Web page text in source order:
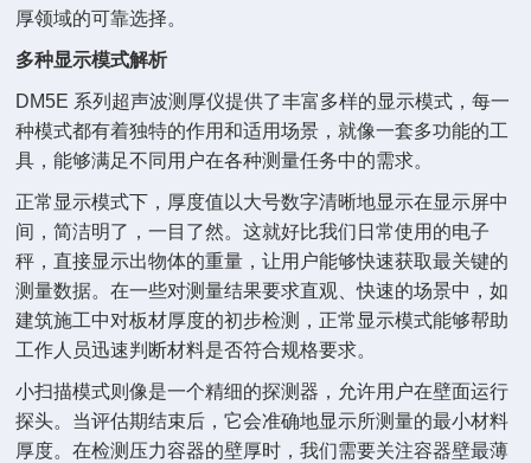
厚领域的可靠选择。
多种显示模式解析
DM5E 系列超声波测厚仪提供了丰富多样的显示模式，每一
种模式都有着独特的作用和适用场景，就像一套多功能的工
具，能够满足不同用户在各种测量任务中的需求。
正常显示模式下，厚度值以大号数字清晰地显示在显示屏中
间，简洁明了，一目了然。这就好比我们日常使用的电子
秤，直接显示出物体的重量，让用户能够快速获取最关键的
测量数据。在一些对测量结果要求直观、快速的场景中，如
建筑施工中对板材厚度的初步检测，正常显示模式能够帮助
工作人员迅速判断材料是否符合规格要求。
小扫描模式则像是一个精细的探测器，允许用户在壁面运行
探头。当评估期结束后，它会准确地显示所测量的最小材料
厚度。在检测压力容器的壁厚时，我们需要关注容器壁最薄